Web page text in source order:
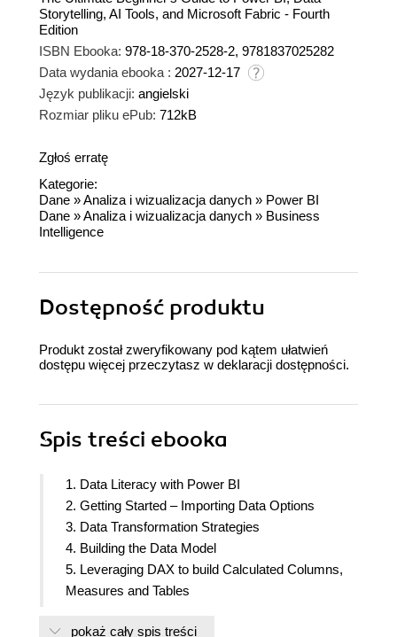
Storytelling, AI Tools, and Microsoft Fabric - Fourth
Edition
ISBN Ebooka: 978-18-370-2528-2, 9781837025282
Data wydania ebooka : 2027-12-17
Język publikacji: angielski
Rozmiar pliku ePub: 712kB
Zgłoś erratę
Kategorie:
Dane »Analiza i wizualizacja danych » Power BI
Dane »Analiza i wizualizacja danych » Business
Intelligence
Dostępność produktu
Produkt został zweryfikowany pod kątem ułatwień
dostępu więcej przeczytasz w deklaracji dostępności.
Spis treści ebooka
1. Data Literacy with Power BI
2. Getting Started – Importing Data Options
3. Data Transformation Strategies
4. Building the Data Model
5. Leveraging DAX to build Calculated Columns,
Measures and Tables
7. Digital Storytelling with Power BI
pokaż cały spis treści